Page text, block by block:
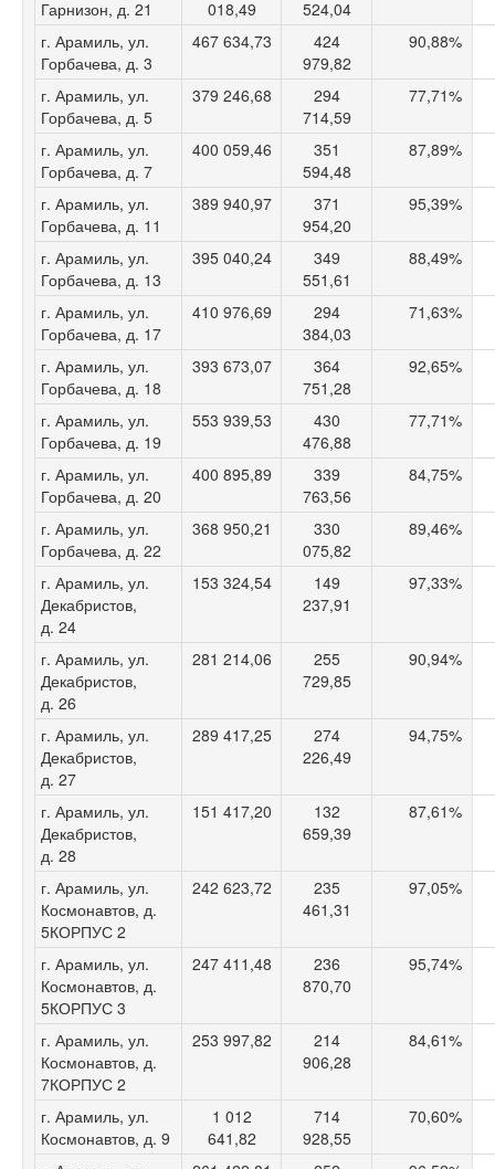
Гарнизон, д. 21
018,49
524,04
г. Арамиль, ул.
Горбачева, д. 3
467 634,73
424
979,82
90,88%
г. Арамиль, ул.
Горбачева, д. 5
379 246,68
294
714,59
77,71%
г. Арамиль, ул.
Горбачева, д. 7
400 059,46
351
594,48
87,89%
г. Арамиль, ул.
Горбачева, д. 11
389 940,97
371
954,20
95,39%
г. Арамиль, ул.
Горбачева, д. 13
395 040,24
349
551,61
88,49%
г. Арамиль, ул.
Горбачева, д. 17
410 976,69
294
384,03
71,63%
г. Арамиль, ул.
Горбачева, д. 18
393 673,07
364
751,28
92,65%
г. Арамиль, ул.
Горбачева, д. 19
553 939,53
430
476,88
77,71%
г. Арамиль, ул.
Горбачева, д. 20
400 895,89
339
763,56
84,75%
г. Арамиль, ул.
Горбачева, д. 22
368 950,21
330
075,82
89,46%
г. Арамиль, ул.
Декабристов,
д. 24
153 324,54
149
237,91
97,33%
г. Арамиль, ул.
Декабристов,
д. 26
281 214,06
255
729,85
90,94%
г. Арамиль, ул.
Декабристов,
д. 27
289 417,25
274
226,49
94,75%
г. Арамиль, ул.
Декабристов,
д. 28
151 417,20
132
659,39
87,61%
г. Арамиль, ул.
Космонавтов, д.
5КОРПУС 2
242 623,72
235
461,31
97,05%
г. Арамиль, ул.
Космонавтов, д.
5КОРПУС 3
247 411,48
236
870,70
95,74%
г. Арамиль, ул.
Космонавтов, д.
7КОРПУС 2
253 997,82
214
906,28
84,61%
г. Арамиль, ул.
Космонавтов, д. 9
1 012
641,82
714
928,55
70,60%